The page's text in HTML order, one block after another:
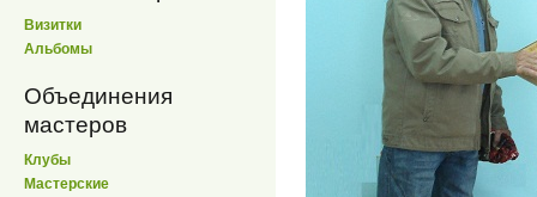
Визитки
Альбомы
Объединения
мастеров
Клубы
Мастерские